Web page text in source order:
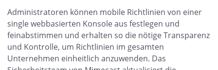
Administratoren können mobile Richtlinien von einer
single webbasierten Konsole aus festlegen und
feinabstimmen und erhalten so die nötige Transparenz
und Kontrolle, um Richtlinien im gesamten
Unternehmen einheitlich anzuwenden. Das